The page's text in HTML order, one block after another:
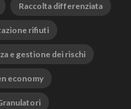
Raccolta differenziata
rifiuti
e gestione dei rischi
economy